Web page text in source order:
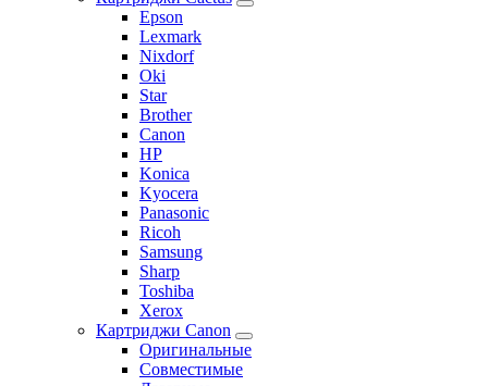
Epson
Lexmark
Nixdorf
Oki
Star
Brother
Canon
HP
Konica
Kyocera
Panasonic
Ricoh
Samsung
Sharp
Toshiba
Xerox
Картриджи Canon
Оригинальные
Совместимые